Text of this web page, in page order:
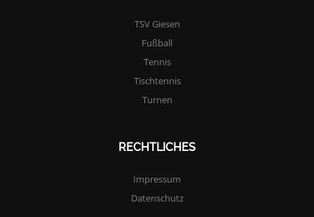
TSV Giesen
Fußball
Tennis
Tischtennis
Turnen
RECHTLICHES
Impressum
Datenschutz